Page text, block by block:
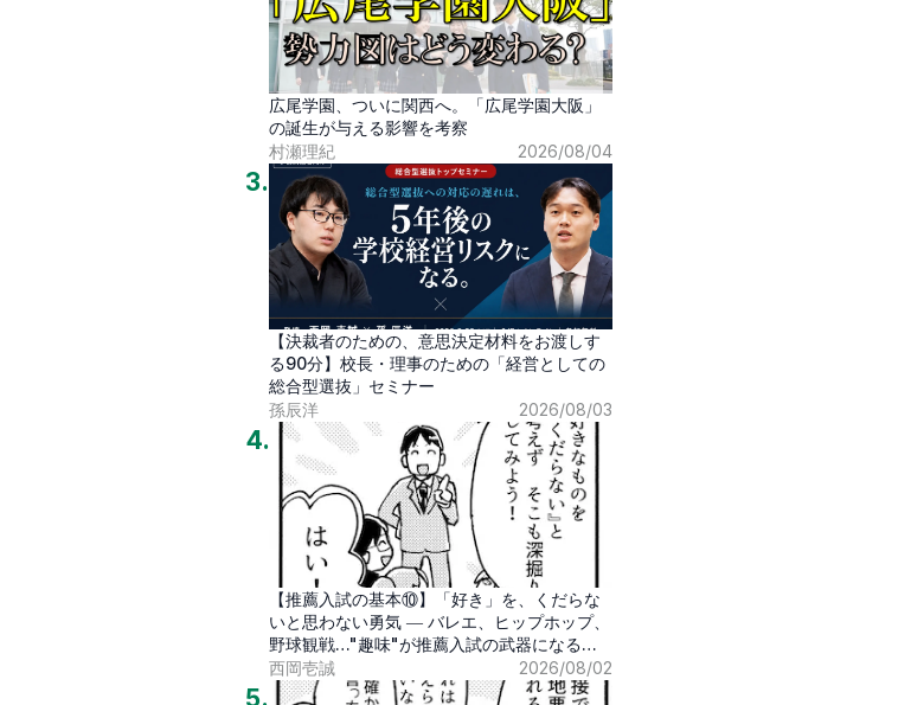
広尾学園、ついに関西へ。「広尾学園大阪」
の誕生が与える影響を考察
村瀬理紀
2026/08/04
3.
【決裁者のための、意思決定材料をお渡しす
る90分】校長・理事のための「経営としての
総合型選抜」セミナー
孫辰洋
2026/08/03
4.
【推薦入試の基本⑩】「好き」を、くだらな
いと思わない勇気 ― バレエ、ヒップホップ、
野球観戦…"趣味"が推薦入試の武器になる時
代
西岡壱誠 2026/08/02
5.